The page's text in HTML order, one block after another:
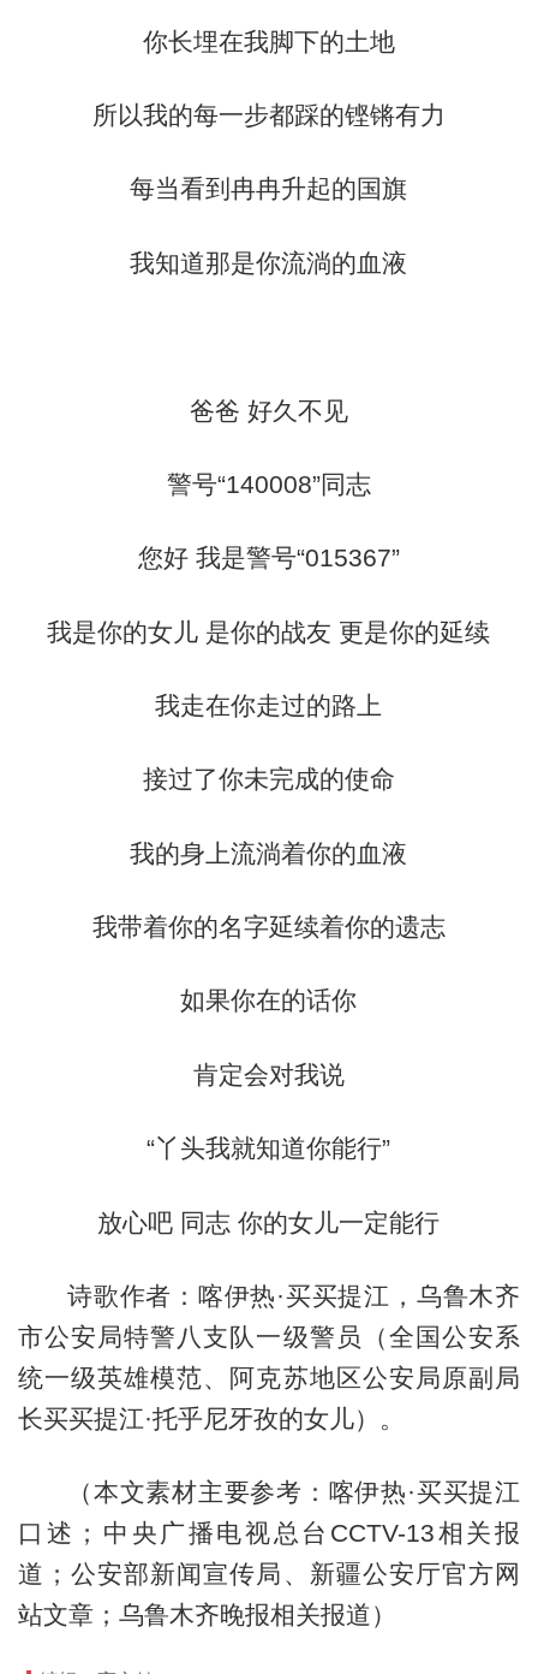
你长埋在我脚下的土地
所以我的每一步都踩的铿锵有力
每当看到冉冉升起的国旗
我知道那是你流淌的血液
爸爸 好久不见
警号“140008”同志
您好 我是警号“015367”
我是你的女儿 是你的战友 更是你的延续
我走在你走过的路上
接过了你未完成的使命
我的身上流淌着你的血液
我带着你的名字延续着你的遗志
如果你在的话你
肯定会对我说
“丫头我就知道你能行”
放心吧 同志 你的女儿一定能行
诗歌作者：喀伊热·买买提江，乌鲁木齐
市公安局特警八支队一级警员（全国公安系
统一级英雄模范、阿克苏地区公安局原副局
长买买提江·托乎尼牙孜的女儿）。
（本文素材主要参考：喀伊热·买买提江
口述；中央广播电视总台CCTV-13相关报
道；公安部新闻宣传局、新疆公安厅官方网
站文章；乌鲁木齐晚报相关报道）